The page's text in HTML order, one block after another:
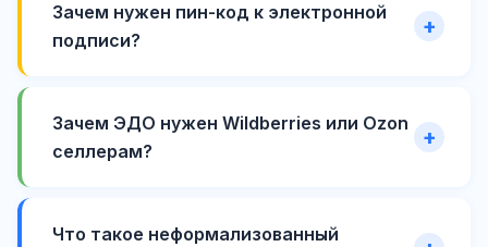
Зачем нужен пин-код к электронной
подписи?
Зачем ЭДО нужен Wildberries или Ozon
селлерам?
Что такое неформализованный